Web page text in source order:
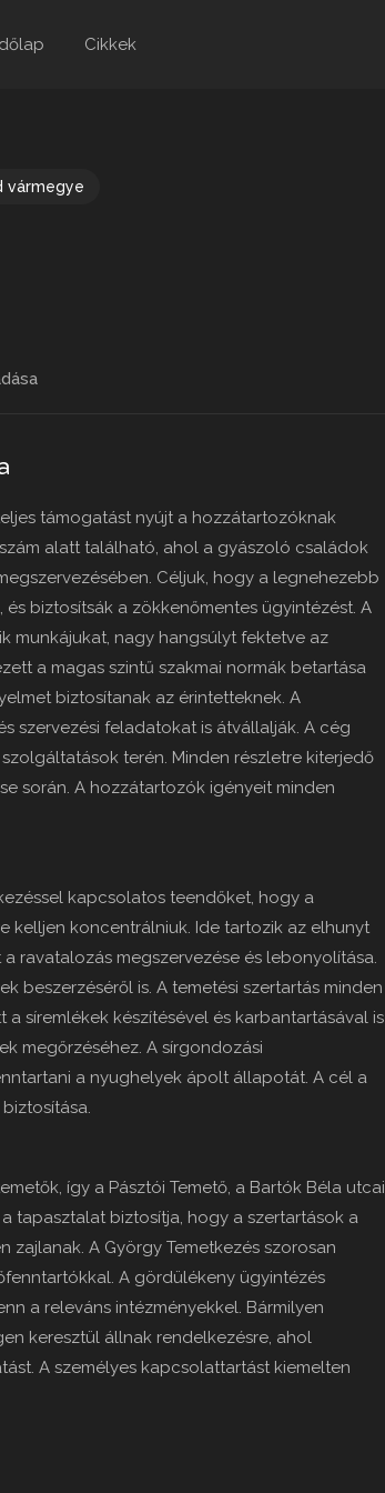
Cikkek
vármegye
támogatást nyújt a hozzátartozóknak
alatt található, ahol a gyászoló családok
Céljuk, hogy a legnehezebb
biztosítsák a zökkenőmentes ügyintézést. A
munkájukat, nagy hangsúlyt fektetve az
a magas szintű szakmai normák betartása
biztosítanak az érintetteknek. A
szervezési feladatokat is átvállalják. A cég
terén. Minden részletre kiterjedő
során. A hozzátartozók igényeit minden
kapcsolatos teendőket, hogy a
kelljen koncentrálniuk. Ide tartozik az elhunyt
ravatalozás megszervezése és lebonyolítása.
beszerzéséről is. A temetési szertartás minden
síremlékek készítésével és karbantartásával is
megőrzéséhez. A sírgondozási
a nyughelyek ápolt állapotát. A cél a
így a Pásztói Temető, a Bartók Béla utcai
tapasztalat biztosítja, hogy a szertartások a
zajlanak. A György Temetkezés szorosan
A gördülékeny ügyintézés
a releváns intézményekkel. Bármilyen
keresztül állnak rendelkezésre, ahol
A személyes kapcsolattartást kiemelten